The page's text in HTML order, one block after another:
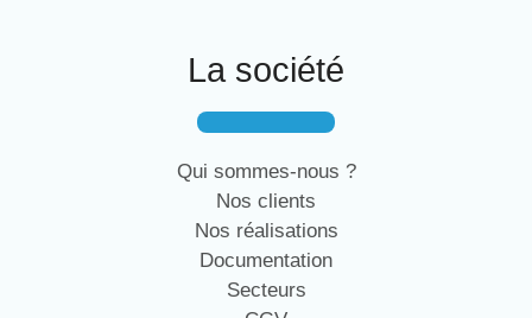
La société
Qui sommes-nous ?
Nos clients
Nos réalisations
Documentation
Secteurs